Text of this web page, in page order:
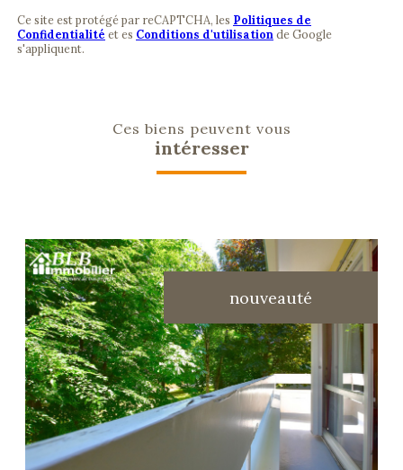
Ce site est protégé par reCAPTCHA, les Politiques de
Confidentialité et es Conditions d'utilisationde Google
s'appliquent.
Ces biens peuvent vous
intéresser
nouveauté
voir le bien